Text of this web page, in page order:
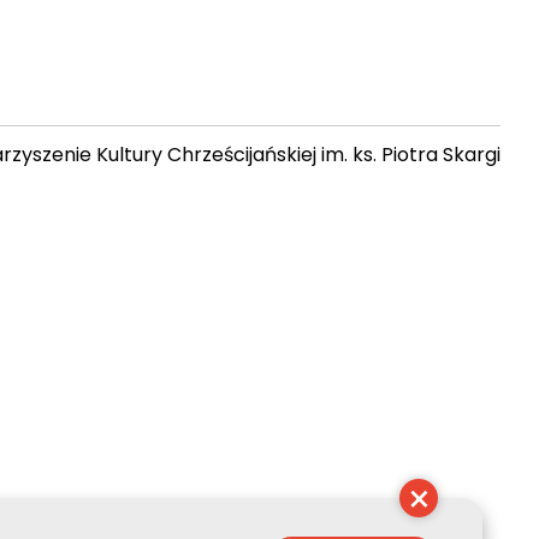
Kultury Chrześcijańskiej im. ks. Piotra Skargi
×